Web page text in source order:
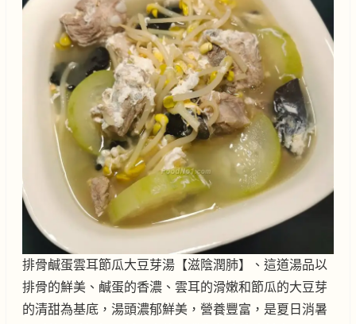
排骨鹹蛋雲耳節瓜大豆芽湯【滋陰潤肺】、這道湯品以
排骨的鮮美、鹹蛋的香濃、雲耳的滑嫩和節瓜的大豆芽
的清甜為基底，湯頭濃郁鮮美，營養豐富，是夏日消暑